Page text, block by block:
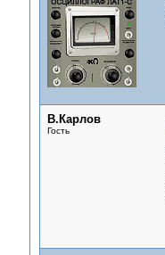
В.Карлов
Гость